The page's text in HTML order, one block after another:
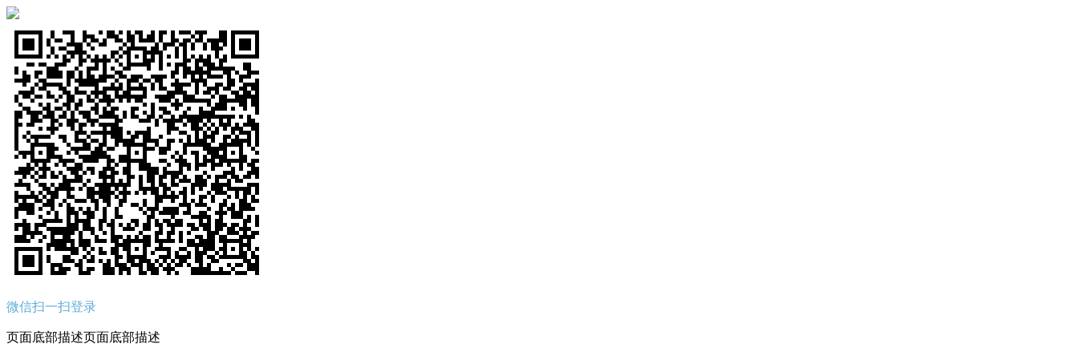
微信扫一扫登录
页面底部描述页面底部描述